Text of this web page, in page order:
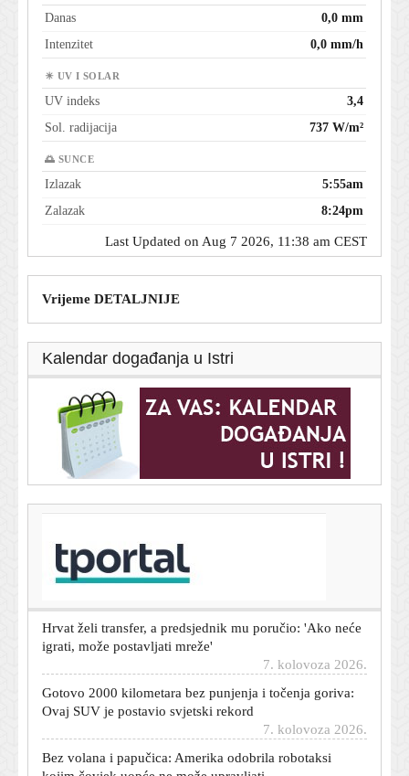
Danas
0,0 mm
Intenzitet
0,0 mm/h
☀ UV I SOLAR
UV indeks
3,4
Sol. radijacija
737 W/m²
🌅 SUNCE
Izlazak
5:55am
Zalazak
8:24pm
Last Updated on Aug 7 2026, 11:38 am CEST
Vrijeme DETALJNIJE
Kalendar događanja u Istri
T-portal.hr
Poznati hrvatski VAR sudac pretučen u Osijeku: Pronašli
ga kako leži na cesti
Hrvat želi transfer, a predsjednik mu poručio: 'Ako neće
igrati, može postavljati mreže'
Gotovo 2000 kilometara bez punjenja i točenja goriva:
Ovaj SUV je postavio svjetski rekord
Bez volana i papučica: Amerika odobrila robotaksi
kojim čovjek uopće ne može upravljati